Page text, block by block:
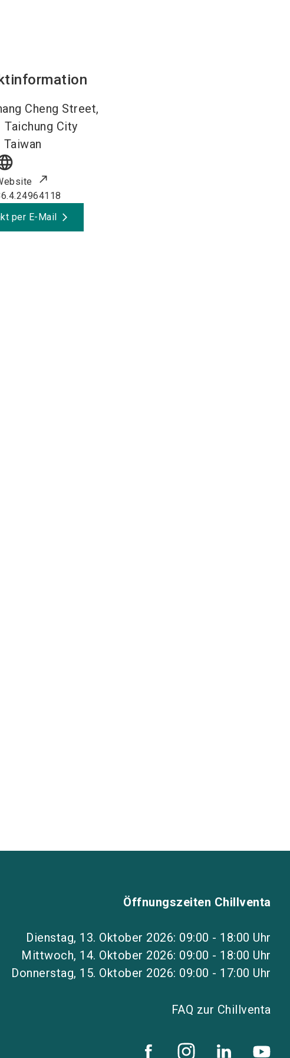
Cheng Street,
Taichung City
Taiwan
per E-Mail
Öffnungszeiten Chillventa
Dienstag, 13. Oktober 2026: 09:00 - 18:00 Uhr
Mittwoch, 14. Oktober 2026: 09:00 - 18:00 Uhr
Donnerstag, 15. Oktober 2026: 09:00 - 17:00 Uhr
FAQ zur Chillventa